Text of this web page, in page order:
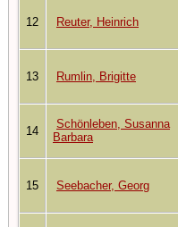
12 Reuter, Heinrich
13 Rumlin, Brigitte
14
Schönleben, Susanna
Barbara
15 Seebacher, Georg